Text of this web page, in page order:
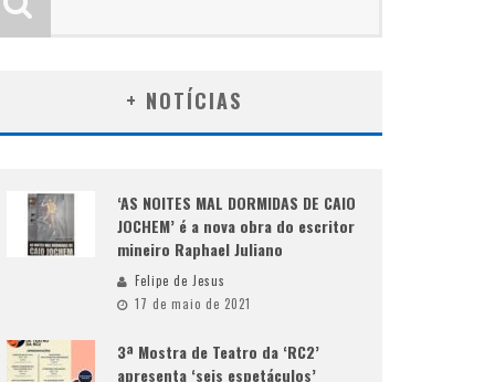
+ NOTÍCIAS
‘AS NOITES MAL DORMIDAS DE CAIO
JOCHEM’ é a nova obra do escritor
mineiro Raphael Juliano
Felipe de Jesus
17 de maio de 2021
3ª Mostra de Teatro da ‘RC2’
apresenta ‘seis espetáculos’